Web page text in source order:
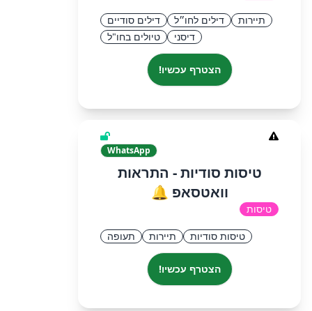
תיירות דילים לחו״ל
דילים סודיים
דיסני
טיולים בחו"ל
הצטרף עכשיו!
WhatsApp
טיסות סודיות - התראות
וואטסאפ 🔔
טיסות
טיסות סודיות תיירות תעופה
הצטרף עכשיו!